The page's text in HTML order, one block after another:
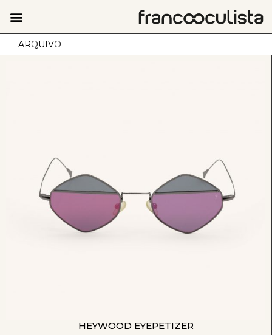
ARQUIVO
HEYWOOD EYEPETIZER